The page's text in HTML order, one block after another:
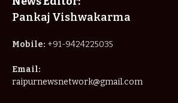
Pankaj Vishwakarma
Mobile: +91-9424225035
Email:
raipurnewsnetwork@gmail.com